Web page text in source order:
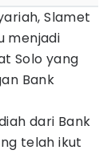
Slamet
menjadi
Solo yang
Bank
dari Bank
telah ikut